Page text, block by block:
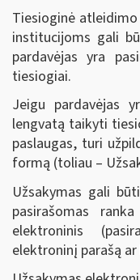
Tiesioginė
institucijoms gali
pardavėjas yra
tiesiogiai.
Jeigu pardavėjas
lengvatą taikyti
paslaugas, turi
formą (toliau –
Užsakymas gali
pasirašomas
elektroninis
elektroninį parašą